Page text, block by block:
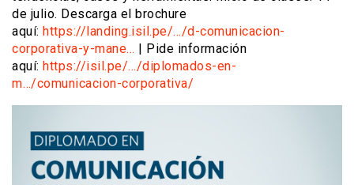
de julio. Descarga el brochure
aquí: https://landing.isil.pe/…/d-comunicacion-
corporativa-y-mane… | Pide información
aquí: https://isil.pe/…/diplomados-en-
m…/comunicacion-corporativa/